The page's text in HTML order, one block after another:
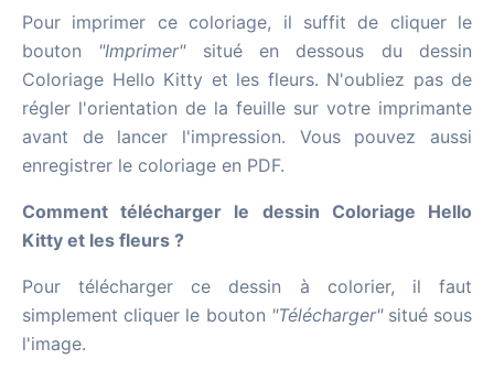
Pour imprimer ce coloriage, il suffit de cliquer le
bouton "Imprimer"situé en dessous du dessin
Coloriage Hello Kitty et les fleurs. N'oubliez pas de
régler l'orientation de la feuille sur votre imprimante
avant de lancer l'impression. Vous pouvez aussi
enregistrer le coloriage en PDF.
Comment télécharger le dessin Coloriage Hello
Kitty et les fleurs ?
Pour télécharger ce dessin à colorier, il faut
simplement cliquer le bouton "Télécharger"situé sous
l'image.